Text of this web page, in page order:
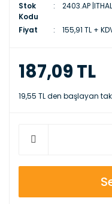
Stok
Kodu
2403.AP
Fiyat 155,91 TL +
187,09 TL
19,55 TL den başlayan